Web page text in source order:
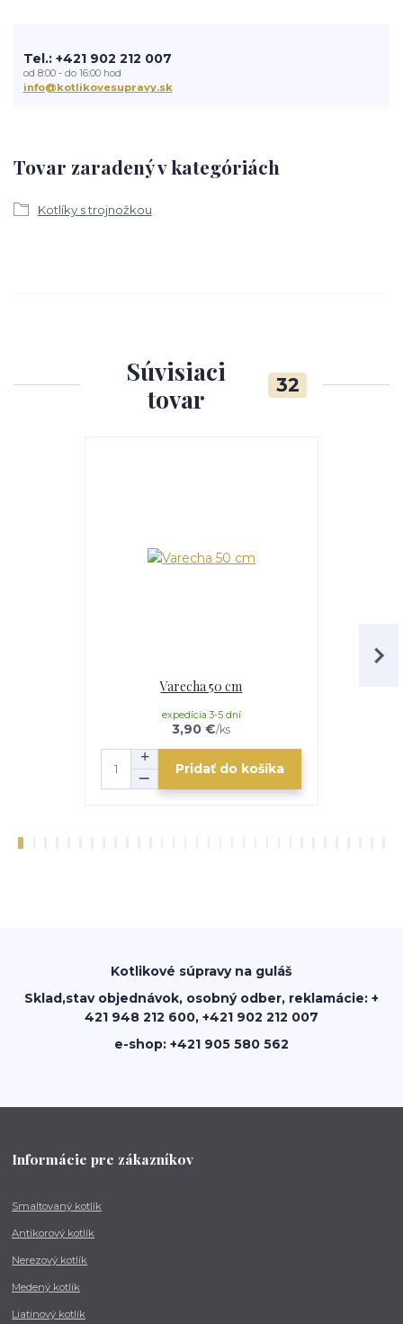
Tovar zaradený v kategóriách
Kotlíky s trojnožkou
Tel.: +421 902 212 007
od 8:00 - do 16:00 hod
info@kotlikovesupravy.sk
Súvisiaci
tovar
32
Varecha 50 cm
3,90 €/ks
expedícia 3-5 dní
Pridať do košíka
Kotlikové súpravy na guláš
Sklad,stav objednávok, osobný odber, reklamácie: +
421 948 212 600, +421 902 212 007
e-shop: +421 905 580 562
Informácie pre zákazníkov
Smaltovaný kotlík
Antikorový kotlík
Nerezový kotlík
Medený kotlík
Liatinový kotlík